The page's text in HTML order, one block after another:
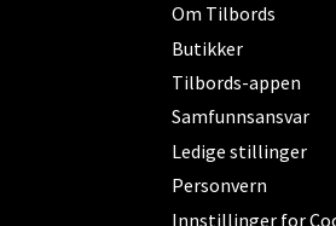
Om Tilbords
Butikker
Tilbords-appen
Samfunnsansvar
Ledige stillinger
Personvern
Innstillinger for
Ski